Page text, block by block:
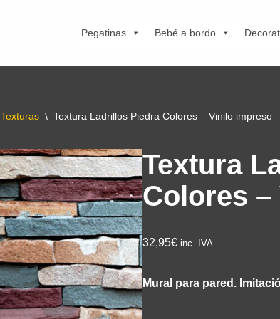
Pegatinas Bebé a bordo
Texturas \ Textura Ladrillos Piedra Colores – Vinilo impreso
Textura
Colores
32,95€ inc. IVA
Mural para pared.